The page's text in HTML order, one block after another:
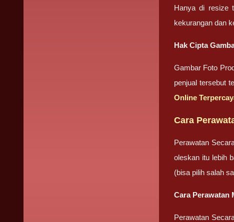
Hanya di resize
kekurangan dan
Hak Cipta
Gambar Foto
penjual tersebut
Online
Cara
Perawatan
oleskan itu lebih
(bisa pilih salah
Cara Perawatan
Perawatan